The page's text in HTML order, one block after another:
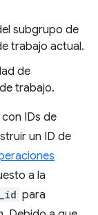
subgrupo de
trabajo actual.
de
trabajo.
IDs de
un ID de
a la
para